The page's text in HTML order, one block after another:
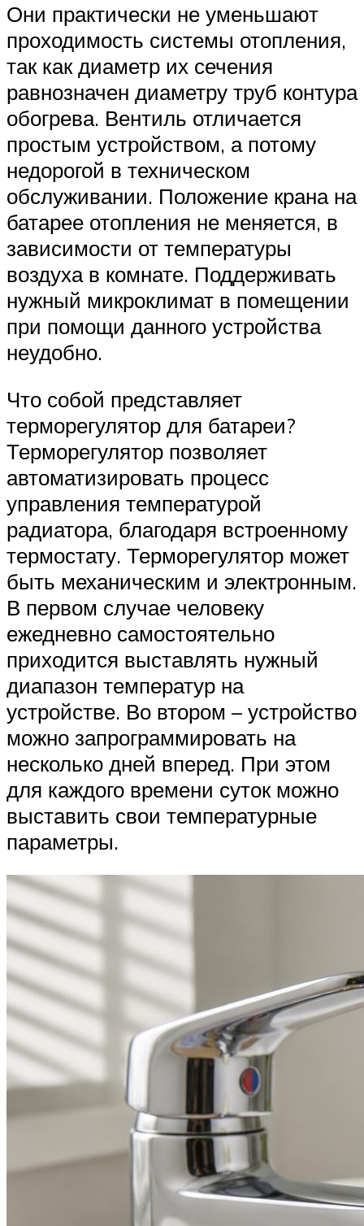
Они практически не уменьшают
проходимость системы отопления,
так как диаметр их сечения
равнозначен диаметру труб контура
обогрева. Вентиль отличается
простым устройством, а потому
недорогой в техническом
обслуживании. Положение крана на
батарее отопления не меняется, в
зависимости от температуры
воздуха в комнате. Поддерживать
нужный микроклимат в помещении
при помощи данного устройства
неудобно.
Что собой представляет
терморегулятор для батареи?
Терморегулятор позволяет
автоматизировать процесс
управления температурой
радиатора, благодаря встроенному
термостату. Терморегулятор может
быть механическим и электронным.
В первом случае человеку
ежедневно самостоятельно
приходится выставлять нужный
диапазон температур на
устройстве. Во втором – устройство
можно запрограммировать на
несколько дней вперед. При этом
для каждого времени суток можно
выставить свои температурные
параметры.